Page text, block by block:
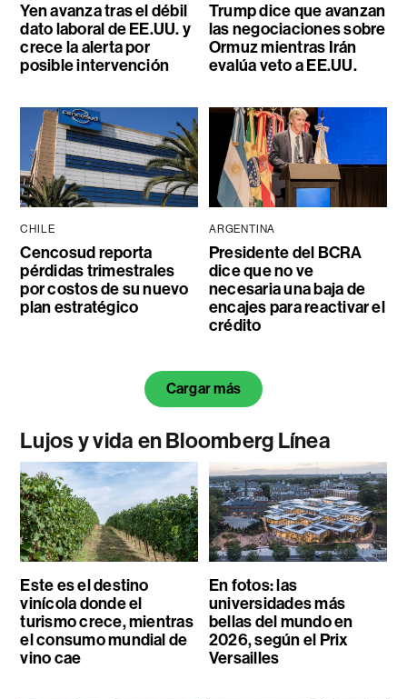
Yen avanza tras el débil
dato laboral de EE.UU. y
crece la alerta por
posible intervención
Trump dice que avanzan
las negociaciones sobre
Ormuz mientras Irán
evalúa veto a EE.UU.
CHILE
Cencosud reporta
pérdidas trimestrales
por costos de su nuevo
plan estratégico
ARGENTINA
Presidente del BCRA
dice que no ve
necesaria una baja de
encajes para reactivar el
crédito
Cargar más
Lujos y vida en Bloomberg Línea
Este es el destino
vinícola donde el
turismo crece, mientras
el consumo mundial de
vino cae
En fotos: las
universidades más
bellas del mundo en
2026, según el Prix
Versailles